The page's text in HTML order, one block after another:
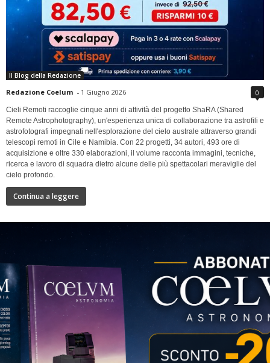
Il Blog della Redazione
Redazione Coelum - 1 Giugno 2026 0
Cieli Remoti raccoglie cinque anni di attività del progetto ShaRA (Shared
Remote Astrophotography), un'esperienza unica di collaborazione tra astrofili e
astrofotografi impegnati nell'esplorazione del cielo australe attraverso grandi
telescopi remoti in Cile e Namibia. Con 22 progetti, 34 autori, 493 ore di
acquisizione e oltre 330 elaborazioni, il volume racconta immagini, tecniche,
ricerca e lavoro di squadra dietro alcune delle più spettacolari meraviglie del
cielo profondo.
Continua a leggere